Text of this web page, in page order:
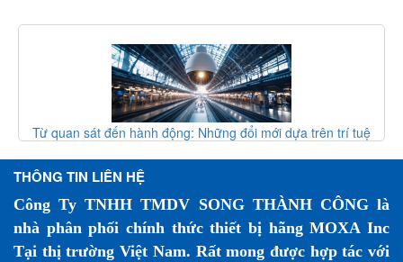
đổi mới dựa trên trí tuệ
Giao thức vòng MRP (IEC 62439-
THÔNG TIN LIÊN HỆ
Công Ty TNHH TMDV SONG THÀNH CÔNG là
nhà phân phối chính thức thiết bị hãng MOXA Inc
Tại thị trường Việt Nam. Rất mong được hợp tác với